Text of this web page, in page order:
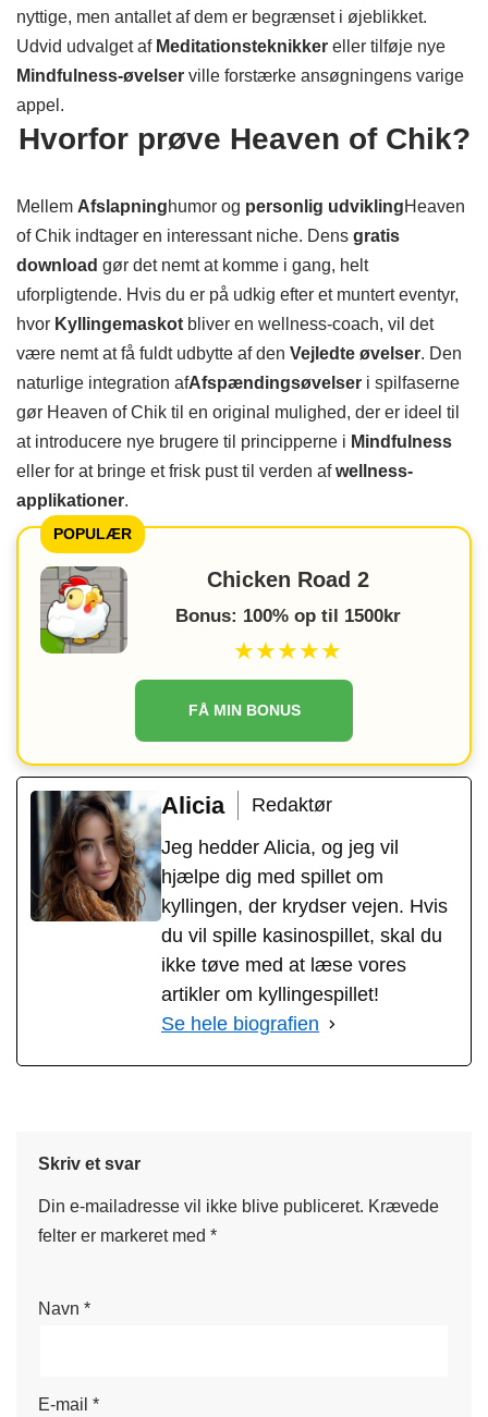
nyttige, men antallet af dem er begrænset i øjeblikket.
Udvid udvalget af Meditationsteknikker eller tilføje nye
Mindfulness-øvelser ville forstærke ansøgningens varige
appel.
Hvorfor prøve Heaven of Chik?
Mellem Afslapninghumor og personlig udviklingHeaven
of Chik indtager en interessant niche. Dens gratis
download gør det nemt at komme i gang, helt
uforpligtende. Hvis du er på udkig efter et muntert eventyr,
hvor Kyllingemaskot bliver en wellness-coach, vil det
være nemt at få fuldt udbytte af den Vejledte øvelser. Den
naturlige integration afAfspændingsøvelser i spilfaserne
gør Heaven of Chik til en original mulighed, der er ideel til
at introducere nye brugere til principperne i Mindfulness
eller for at bringe et frisk pust til verden afwellness-
applikationer.
POPULÆR
Chicken Road 2
Bonus: 100% op til 1500kr
★★★★★
FÅ MIN BONUS
Alicia
Redaktør
Jeg hedder Alicia, og jeg vil
hjælpe dig med spillet om
kyllingen, der krydser vejen. Hvis
du vil spille kasinospillet, skal du
ikke tøve med at læse vores
artikler om kyllingespillet!
Se hele biografien
Skriv et svar
Din e-mailadresse vil ikke blive publiceret. Krævede
felter er markeret med *
Navn *
E-mail *